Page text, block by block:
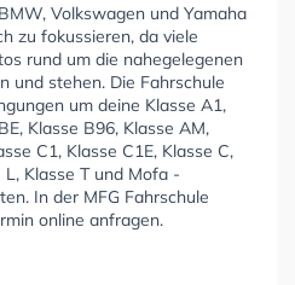
Volkswagen und Yamaha
zu fokussieren, da viele
rund um die nahegelegenen
und stehen. Die Fahrschule
um deine Klasse A1,
Klasse B96, Klasse AM,
C1, Klasse C1E, Klasse C,
L, Klasse T und Mofa -
In der MFG Fahrschule
online anfragen.